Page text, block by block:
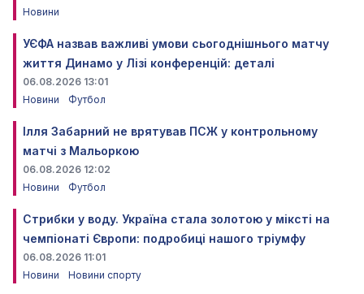
Новини
УЄФА назвав важливі умови сьогоднішнього матчу
життя Динамо у Лізі конференцій: деталі
06.08.2026 13:01
Новини
Футбол
Ілля Забарний не врятував ПСЖ у контрольному
матчі з Мальоркою
06.08.2026 12:02
Новини
Футбол
Стрибки у воду. Україна стала золотою у міксті на
чемпіонаті Європи: подробиці нашого тріумфу
06.08.2026 11:01
Новини
Новини спорту